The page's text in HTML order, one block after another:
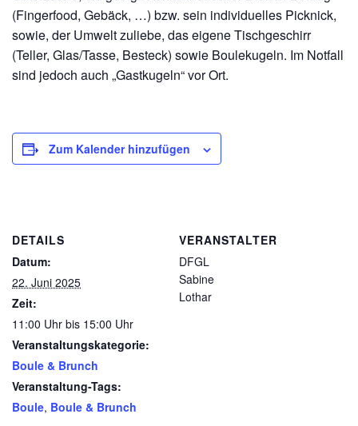
(Fingerfood, Gebäck, …) bzw. sein individuelles Picknick,
sowie, der Umwelt zuliebe, das eigene Tischgeschirr
(Teller, Glas/Tasse, Besteck) sowie Boulekugeln. Im Notfall
sind jedoch auch „Gastkugeln“ vor Ort.
Zum Kalender hinzufügen
DETAILS
Datum:
22. Juni 2025
Zeit:
11:00 Uhr bis 15:00 Uhr
Veranstaltungskategorie:
Boule & Brunch
Veranstaltung-Tags:
Boule, Boule & Brunch
VERANSTALTER
DFGL
Sabine
Lothar